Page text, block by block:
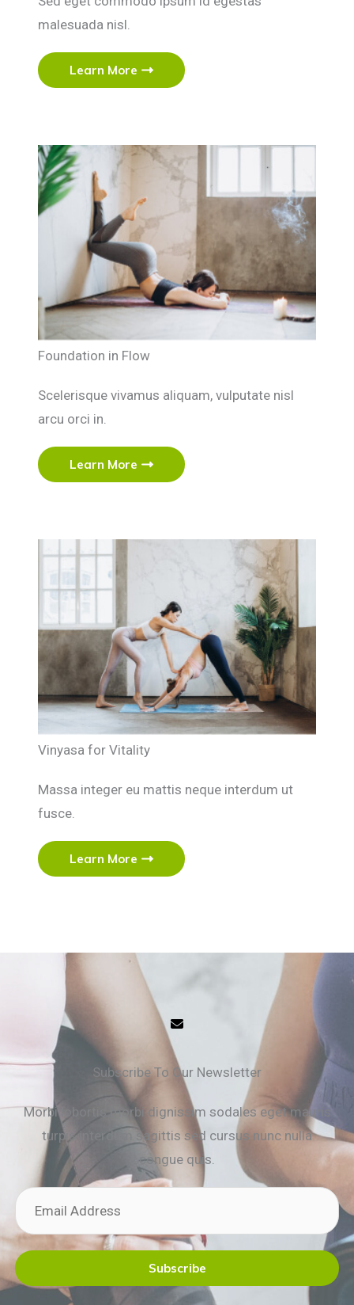
malesuada nisl.
Learn More
Foundation in Flow
Scelerisque vivamus aliquam, vulputate nisl
arcu orci in.
Learn More
Vinyasa for Vitality
Massa integer eu mattis neque interdum ut
fusce.
Learn More
Subscribe To Our Newsletter
Morbi lobortis morbi dignissim sodales eget mauris
turpis interdum sagittis sed cursus nunc nulla
congue quis.
Subscribe